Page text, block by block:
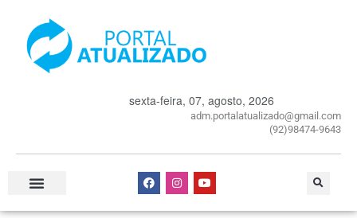
sexta-feira, 07, agosto, 2026
adm.portalatualizado@gmail.com
(92)98474-9643